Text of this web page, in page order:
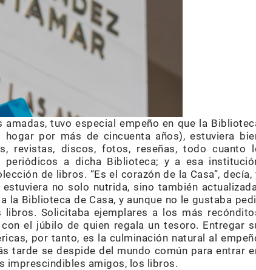
tuvo especial empeño en que la
por más de cincuenta años), estuviera
revistas, discos, fotos, reseñas, todo cuanto
periódicos a dicha Biblioteca; y a esa
de libros. “Es el corazón de la Casa”, decía,
no solo nutrida, sino también
la Biblioteca de Casa, y aunque no le gustaba
Solicitaba ejemplares a los más
el júbilo de quien regala un tesoro. Entregar
por tanto, es la culminación natural al
tarde se despide del mundo común para entrar
imprescindibles amigos, los libros.